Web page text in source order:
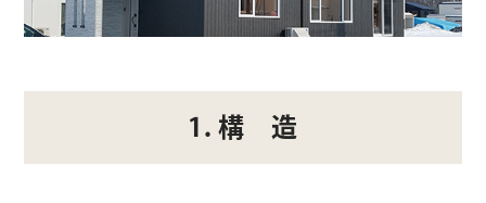
1. 構 造